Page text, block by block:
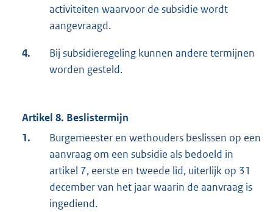
activiteiten waarvoor de subsidie wordt
aangevraagd.
4.
Bij subsidieregeling kunnen andere termijnen
worden gesteld.
Artikel 8. Beslistermijn
1.
Burgemeester en wethouders beslissen op een
aanvraag om een subsidie als bedoeld in
artikel 7, eerste en tweede lid, uiterlijk op 31
december van het jaar waarin de aanvraag is
ingediend.